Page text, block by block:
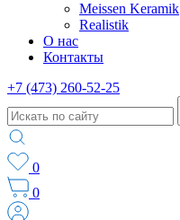
Meissen Keramik
Realistik
О нас
Контакты
+7 (473) 260-52-25
0
0